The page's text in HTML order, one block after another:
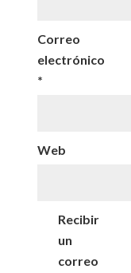
Correo
electrónico
*
Web
Recibir
un
correo